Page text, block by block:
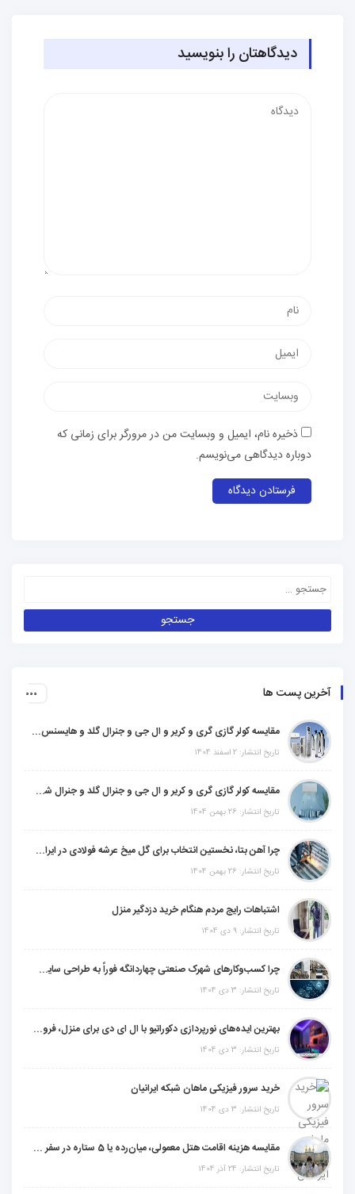
دیدگاهتان را بنویسید
ذخیره نام، ایمیل و وبسایت من در مرورگر برای زمانی که
دوباره دیدگاهی می‌نویسم.
آخرین پست ها
مقایسه کولر گازی گری و کریر و ال جی و جنرال گلد و هایسنس و مدیا و اجنرال
تاریخ انتشار: 2 اسفند 1404
مقایسه کولر گازی گری و کریر و ال جی و جنرال گلد و جنرال شکار و سامسونگ و یونیوا
تاریخ انتشار: 26 بهمن 1404
چرا آهن بتا، نخستین انتخاب برای گل میخ عرشه فولادی در ایران است؟
تاریخ انتشار: 26 بهمن 1404
اشتباهات رایج مردم هنگام خرید دزدگیر منزل
تاریخ انتشار: 9 دی 1404
چرا کسب‌وکارهای شهرک صنعتی چهاردانگه فوراً به طراحی سایت نیاز دارند؟
تاریخ انتشار: 3 دی 1404
بهترین ایده‌های نورپردازی دکوراتیو با ال ای دی برای منزل، فروشگاه و دفتر کار
تاریخ انتشار: 3 دی 1404
خرید سرور فیزیکی ماهان شبکه ایرانیان
تاریخ انتشار: 3 دی 1404
مقایسه هزینه اقامت هتل معمولی، میان‌رده یا 5 ستاره در سفر زیارتی عراق
تاریخ انتشار: 24 آذر 1404